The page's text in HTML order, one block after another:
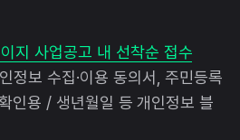
지 사업공고 내 선착순 접수
정보 수집·이용 동의서, 주민등록
인용 / 생년월일 등 개인정보 블